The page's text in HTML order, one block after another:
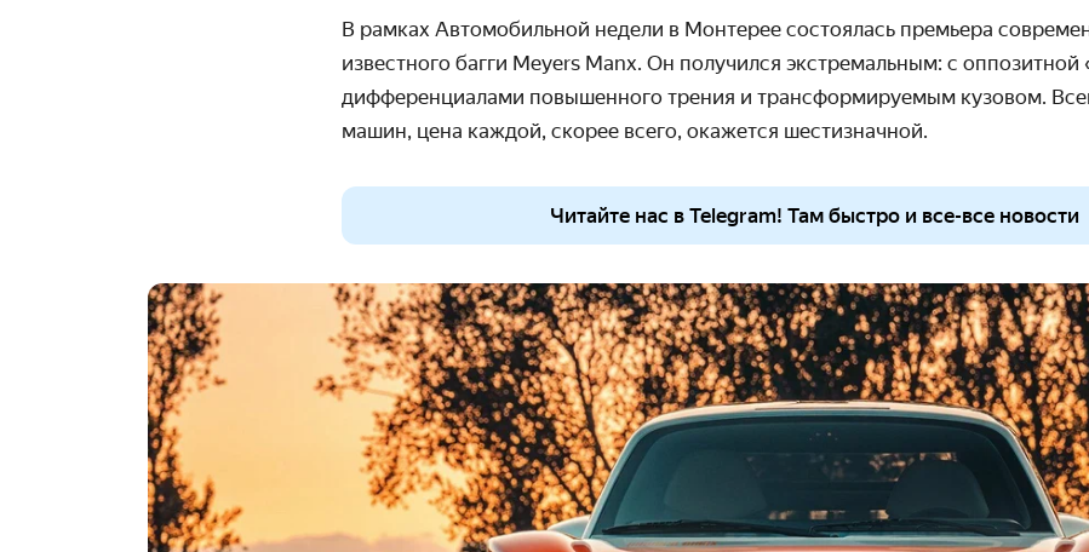
В рамках Автомобильной недели в Монтерее состоялась премьера
известного багги Meyers Manx. Он получился экстремальным: с оппозитной
дифференциалами повышенного трения и трансформируемым кузовом.
машин, цена каждой, скорее всего, окажется шестизначной.
Читайте нас в Telegram! Там быстро и все-все новости